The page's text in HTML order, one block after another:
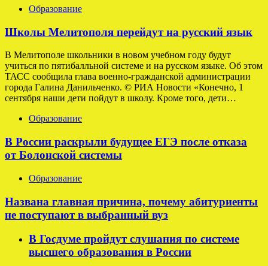
Образование
Школы Мелитополя перейдут на русский язык
В Мелитополе школьники в новом учебном году будут
учиться по пятибалльной системе и на русском языке. Об этом
ТАСС сообщила глава военно-гражданской администрации
города Галина Данильченко. © РИА Новости «Конечно, 1
сентября наши дети пойдут в школу. Кроме того, дети…
Образование
В России раскрыли будущее ЕГЭ после отказа
от Болонской системы
Образование
Названа главная причина, почему абитуриенты
не поступают в выбранный вуз
В Госдуме пройдут слушания по системе
высшего образования в России